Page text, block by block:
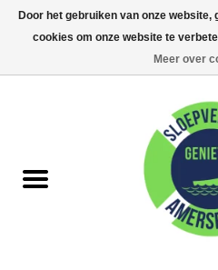
Huur met schipper
Door het gebruiken van onze
cookies om onze website te
Meer over